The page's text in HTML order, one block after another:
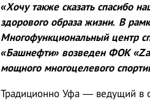
«Хочу также сказать спасибо
здорового образа жизни. В
Многофункциональный центр
«Башнефти» возведен ФОК
мощного многоцелевого
Традиционно Уфа — ведущий в